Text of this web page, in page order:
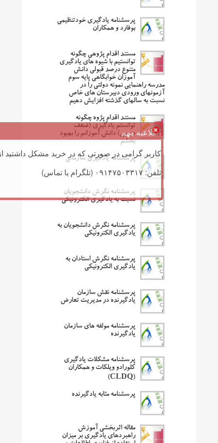
پرسشنامه یادگیری خودتنظیمی
بوفارد و همکاران
مستند اقدام پژوهی چگونه
توانستیم با شیوه های یادگیری
متنوع درصد قبولی دانش
آموزان خوابگاهی پایه سوم
مدرسه راهنمایی نمونه دولتی را در
آزمونهای ورودی دبیرستان های خاص
نسبت به سالهای گذشته افزایش دهیم
مستند اقدام پژوه چگونه
توانستم یادگیری (ضعف
درسی) دانش آموزانم را بهبود
بخشم
پرسشنامه یادگیری سازمانی
پرسشنامه نگرش دانشجویان
نسبت به یادگیری الکترونیکی
پرسشنامه نگرش دانشجویان به
یادگیری الکترونیکی
پرسشنامه نگرش استادان به
یادگیری الکترونیکی
پرسشنامه نقش سازمان
یادگیرنده در مدیریت تعارض
پرسشنامه مولفه های سازمان
یادگیرنده
پرسشنامه مشکلات یادگیری
کلورادو ویلکات و همکاران
(CLDQ)
پرسشنامه مثابه یادگیرنده
مقاله اثربخشی آموزش
راهبردهای یادگیری بر میزان
اطلاعیه مهم
کاربر گرامی در صورتی که در خرید مشکل داشتید
تلفن: ۰۹۱۴۷۵۰۳۳۱۷ (تلگرام یا تماس)